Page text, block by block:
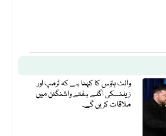
وائٹ ہاؤس کا کہنا ہے کہ ٹرمپ اور
زیلنسکی اگلے ہفتے واشنگٹن میں
ملاقات کریں گے۔